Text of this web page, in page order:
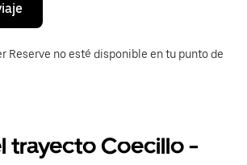
Reserve no esté disponible en tu punto de
trayecto Coecillo -